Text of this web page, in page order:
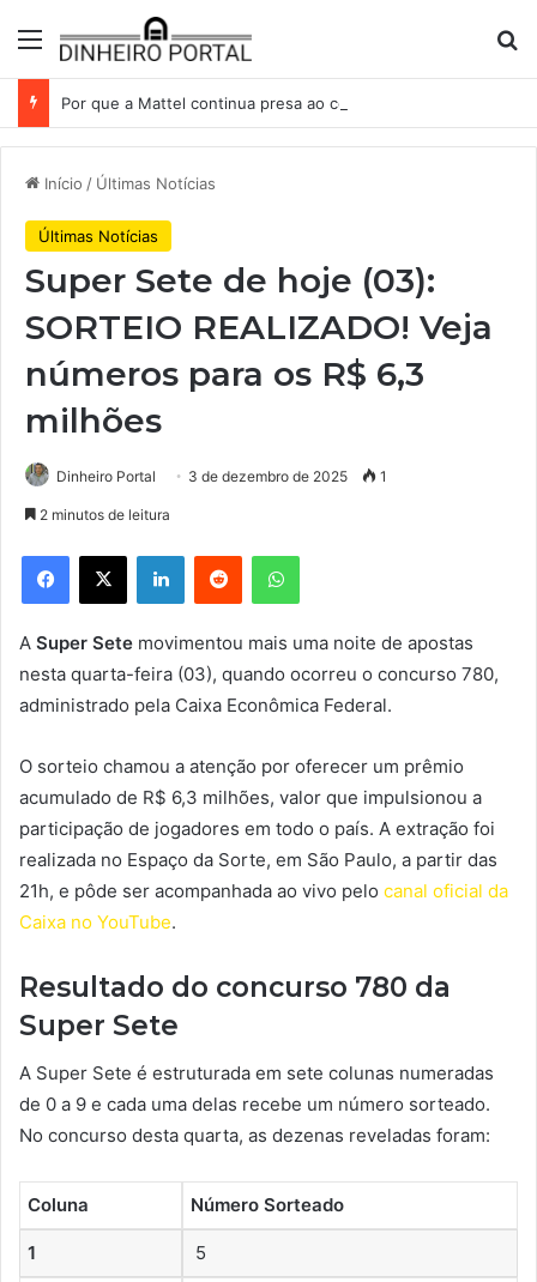
Menu
Início / Últimas Notícias
Últimas Notícias
Super Sete de hoje (03):
SORTEIO REALIZADO! Veja
números para os R$ 6,3
milhões
Dinheiro Portal 3 de dezembro de 2025 1
2 minutos de leitura
Facebook
X LinkedinReddit WhatsApp
A Super Sete movimentou mais uma noite de apostas
nesta quarta-feira (03), quando ocorreu o concurso 780,
administrado pela Caixa Econômica Federal.
O sorteio chamou a atenção por oferecer um prêmio
acumulado de R$ 6,3 milhões, valor que impulsionou a
participação de jogadores em todo o país. A extração foi
realizada no Espaço da Sorte, em São Paulo, a partir das
21h, e pôde ser acompanhada ao vivo pelo canal oficial da
Caixa no YouTube.
Resultado do concurso 780 da
Super Sete
A Super Sete é estruturada em sete colunas numeradas
de 0 a 9 e cada uma delas recebe um número sorteado.
No concurso desta quarta, as dezenas reveladas foram:
Coluna Número Sorteado
1 5